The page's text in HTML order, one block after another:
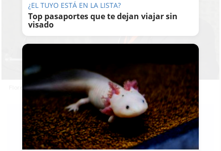
Florencio Zoido Naranjo, en unas jornadas.
PATRICIA
MERELLO
13/06/2026
¿EL TUYO ESTÁ EN LA LISTA?
Top pasaportes que te dejan viajar sin
visado